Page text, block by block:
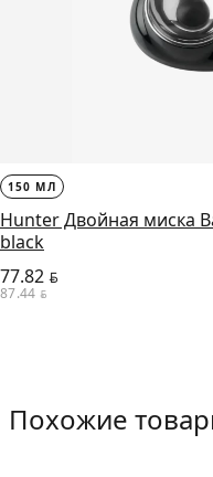
150 МЛ
Hunter Двойная миска
black
77.82 BYN
87.44 BYN
Похожие